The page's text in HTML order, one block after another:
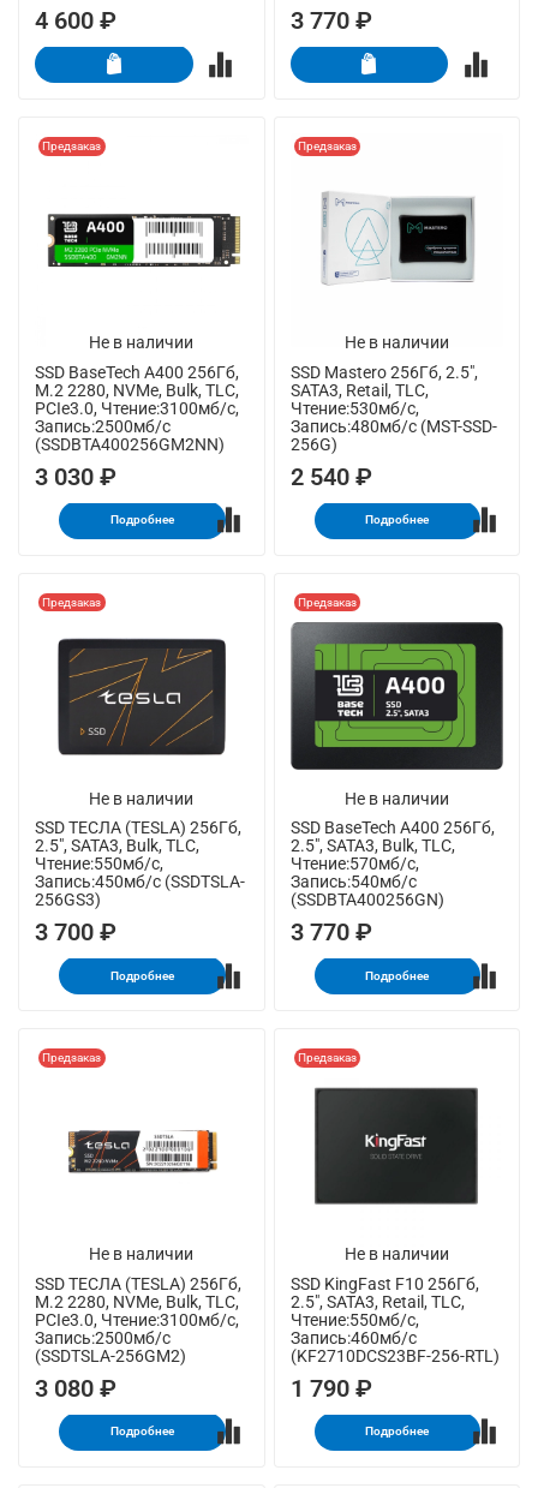
4 600 ₽ 3 770 ₽
Не в наличии
Предзаказ
SSD BaseTech A400 256Гб,
M.2 2280, NVMe, Bulk, TLC,
PCIe3.0, Чтение:3100мб/с,
Запись:2500мб/с
(SSDBTA400256GM2NN)
3 030 ₽
Подробнее
Не в наличии
Предзаказ
SSD Mastero 256Гб, 2.5",
SATA3, Retail, TLC,
Чтение:530мб/с,
Запись:480мб/с (MST-SSD-
256G)
2 540 ₽
Подробнее
Не в наличии
Предзаказ
SSD ТЕСЛА (TESLA) 256Гб,
2.5", SATA3, Bulk, TLC,
Чтение:550мб/с,
Запись:450мб/с (SSDTSLA-
256GS3)
3 700 ₽
Подробнее
Не в наличии
Предзаказ
SSD BaseTech A400 256Гб,
2.5", SATA3, Bulk, TLC,
Чтение:570мб/с,
Запись:540мб/с
(SSDBTA400256GN)
3 770 ₽
Подробнее
Не в наличии
Предзаказ
SSD ТЕСЛА (TESLA) 256Гб,
M.2 2280, NVMe, Bulk, TLC,
PCIe3.0, Чтение:3100мб/с,
Запись:2500мб/с
(SSDTSLA-256GM2)
3 080 ₽
Подробнее
Не в наличии
Предзаказ
SSD KingFast F10 256Гб,
2.5", SATA3, Retail, TLC,
Чтение:550мб/с,
Запись:460мб/с
(KF2710DCS23BF-256-RTL)
1 790 ₽
Подробнее